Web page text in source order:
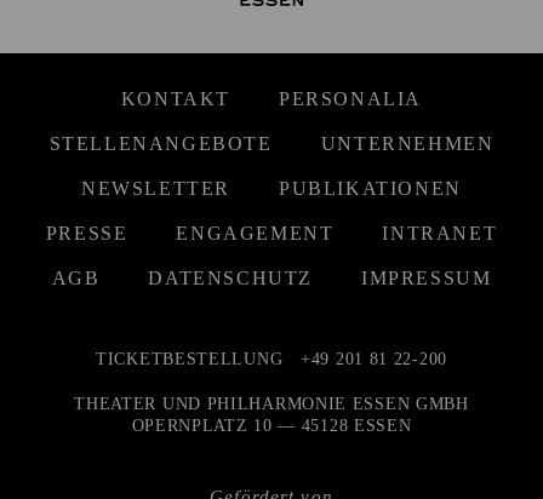
KONTAKT PERSONALIA
STELLENANGEBOTE UNTERNEHMEN
NEWSLETTER PUBLIKATIONEN
PRESSE ENGAGEMENT INTRANET
AGB DATENSCHUTZ IMPRESSUM
TICKETBESTELLUNG +49 201 81 22-200
THEATER UND PHILHARMONIE ESSEN GMBH
OPERNPLATZ 10 — 45128 ESSEN